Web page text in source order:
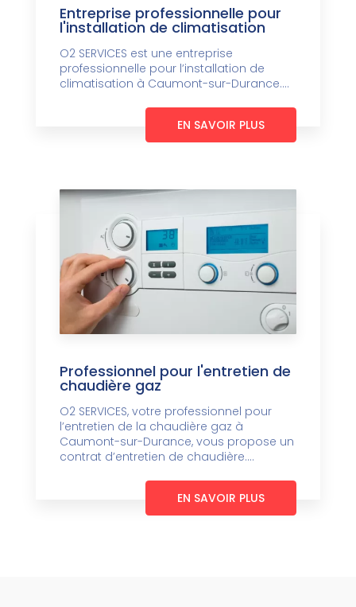
Entreprise professionnelle pour
l'installation de climatisation
O2 SERVICES est une entreprise
professionnelle pour l’installation de
climatisation à Caumont-sur-Durance....
EN SAVOIR PLUS
Professionnel pour l'entretien de
chaudière gaz
O2 SERVICES, votre professionnel pour
l’entretien de la chaudière gaz à
Caumont-sur-Durance, vous propose un
contrat d’entretien de chaudière....
EN SAVOIR PLUS